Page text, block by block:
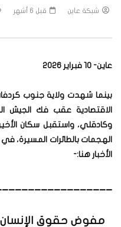
شبكة عاين قبل 6 أشهر
عاين- 10 فبراير 2026
بينما شهدت ولاية جنوب
الاقتصادية عقب فك الجيش
وكادقلي، واستقبل سكان
الهجمات بالطائرات المسيرة،
الأخبار هنا:-
مفوض حقوق الإنسان: